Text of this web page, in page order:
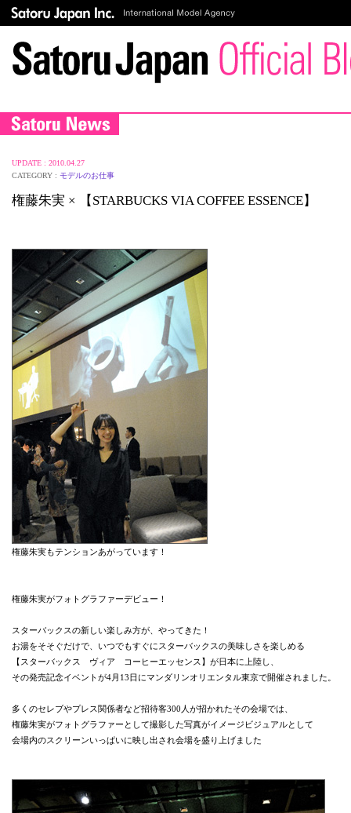
UPDATE : 2010.04.27
CATEGORY : モデルのお仕事
権藤朱実 × 【STARBUCKS VIA COFFEE ESSENCE】
権藤朱実もテンションあがっています！
権藤朱実がフォトグラファーデビュー！
スターバックスの新しい楽しみ方が、やってきた！
お湯をそそぐだけで、いつでもすぐにスターバックスの美味しさを楽しめる
【スターバックス ヴィア コーヒーエッセンス】が日本に上陸し、
その発売記念イベントが4月13日にマンダリンオリエンタル東京で開催されました。
多くのセレブやプレス関係者など招待客300人が招かれたその会場では、
権藤朱実がフォトグラファーとして撮影した写真がイメージビジュアルとして
会場内のスクリーンいっぱいに映し出され会場を盛り上げました